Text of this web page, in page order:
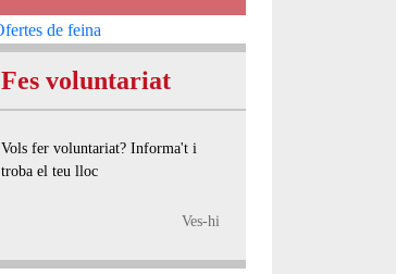
Fes voluntariat
Vols fer voluntariat? Informa't i
troba el teu lloc
Ves-hi